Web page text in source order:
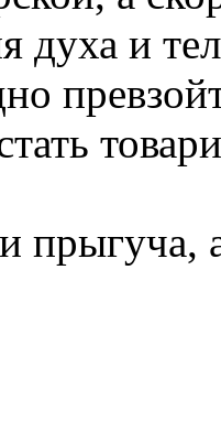
духа и
прыгуча,